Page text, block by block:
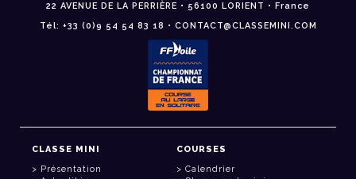
22 AVENUE DE LA PERRIÈRE • 56100 LORIENT • France
Tél: +33 (0)9 54 54 83 18 • CONTACT@CLASSEMINI.COM
CLASSE MINI
Présentation
COURSES
Calendrier